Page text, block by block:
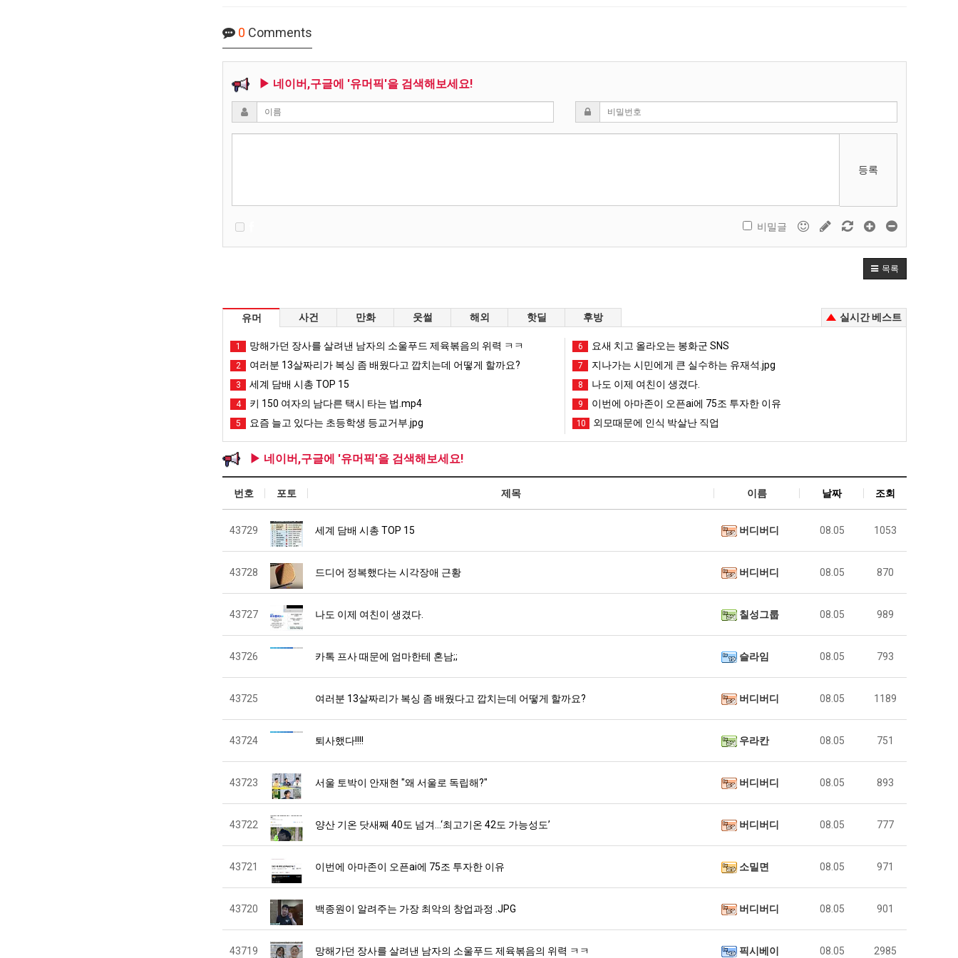
0 Comments
▶ 네이버,구글에 '유머픽'을 검색해보세요!
등록
비밀글
목록
유머 사건 만화 웃썰 해외 핫딜 후방 실시간 베스트
1 망해가던 장사를 살려낸 남자의 소울푸드 제육볶음의 위력 ㅋㅋ
2 여러분 13살짜리가 복싱 좀 배웠다고 깝치는데 어떻게 할까요?
3 세계 담배 시총 TOP 15
4 키 150 여자의 남다른 택시 타는 법.mp4
5 요즘 늘고 있다는 초등학생 등교거부.jpg
6 요새 치고 올라오는 봉화군 SNS
7 지나가는 시민에게 큰 실수하는 유재석.jpg
8 나도 이제 여친이 생겼다.
9 이번에 아마존이 오픈ai에 75조 투자한 이유
10 외모때문에 인식 박살난 직업
▶ 네이버,구글에 '유머픽'을 검색해보세요!
번호 포토 제목 이름 날짜 조회
43729 세계 담배 시총 TOP 15 버디버디 08.05 1053
43728 드디어 정복했다는 시각장애 근황 버디버디 08.05 870
43727 나도 이제 여친이 생겼다. 칠성그룹 08.05 989
43726 카톡 프사 때문에 엄마한테 혼남;; 슬라임 08.05 793
43725 여러분 13살짜리가 복싱 좀 배웠다고 깝치는데 어떻게 할까요? 버디버디 08.05 1189
43724 퇴사했다!!!! 우라칸 08.05 751
43723 서울 토박이 안재현 "왜 서울로 독립해?" 버디버디 08.05 893
43722 양산 기온 닷새째 40도 넘겨…‘최고기온 42도 가능성도’ 버디버디 08.05 777
43721 이번에 아마존이 오픈ai에 75조 투자한 이유 소밀면 08.05 971
43720 백종원이 알려주는 가장 최악의 창업과정 .JPG 버디버디 08.05 901
43719 망해가던 장사를 살려낸 남자의 소울푸드 제육볶음의 위력 ㅋㅋ 픽시베이 08.05 2985